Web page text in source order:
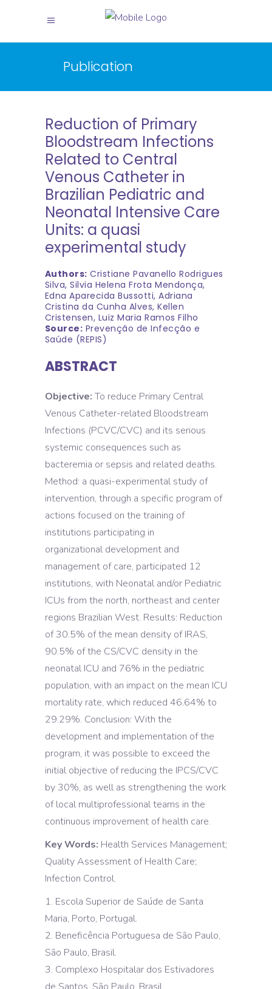
Publication
Reduction of Primary
Bloodstream Infections
Related to Central
Venous Catheter in
Brazilian Pediatric and
Neonatal Intensive Care
Units: a quasi
experimental study
Authors: Cristiane Pavanello Rodrigues
Silva, Silvia Helena Frota Mendonça,
Edna Aparecida Bussotti, Adriana
Cristina da Cunha Alves, Kellen
Cristensen, Luiz Maria Ramos Filho
Source: Prevenção de Infecção e
Saúde (REPIS)
ABSTRACT
Objective: To reduce Primary Central
Venous Catheter-related Bloodstream
Infections (PCVC/CVC) and its serious
systemic consequences such as
bacteremia or sepsis and related deaths.
Method: a quasi-experimental study of
intervention, through a specific program of
actions focused on the training of
institutions participating in
organizational development and
management of care, participated 12
institutions, with Neonatal and/or Pediatric
ICUs from the north, northeast and center
regions Brazilian West. Results: Reduction
of 30.5% of the mean density of IRAS,
90.5% of the CS/CVC density in the
neonatal ICU and 76% in the pediatric
population, with an impact on the mean ICU
mortality rate, which reduced 46.64% to
29.29%. Conclusion: With the
development and implementation of the
program, it was possible to exceed the
initial objective of reducing the IPCS/CVC
by 30%, as well as strengthening the work
of local multiprofessional teams in the
continuous improvement of health care.
Key Words: Health Services Management;
Quality Assessment of Health Care;
Infection Control.
1. Escola Superior de Saúde de Santa
Maria, Porto, Portugal.
2. Beneficência Portuguesa de São Paulo,
São Paulo, Brasil.
3. Complexo Hospitalar dos Estivadores